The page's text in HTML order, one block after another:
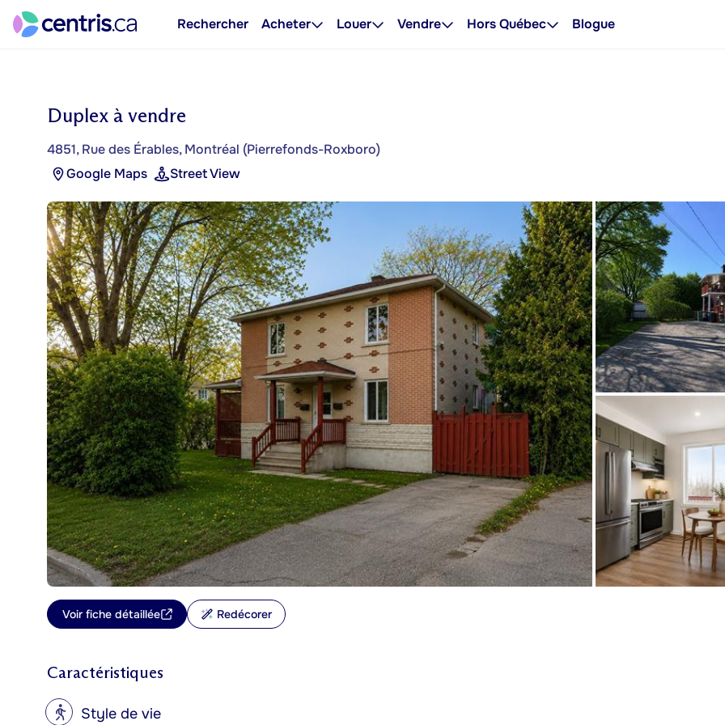
Rechercher Acheter Louer Vendre Hors Québec Blogue
Duplex à vendre
4851, Rue des Érables, Montréal (Pierrefonds-Roxboro)
Google Maps
Street View
Voir fiche détaillée Redécorer
Caractéristiques
? Style de vie